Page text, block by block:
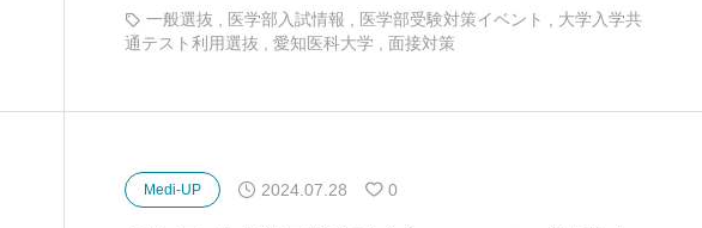
一般選抜 , 医学部入試情報 , 医学部受験対策イベント , 大学入学共
通テスト利用選抜 , 愛知医科大学 , 面接対策
Medi-UP 2024.07.28 0